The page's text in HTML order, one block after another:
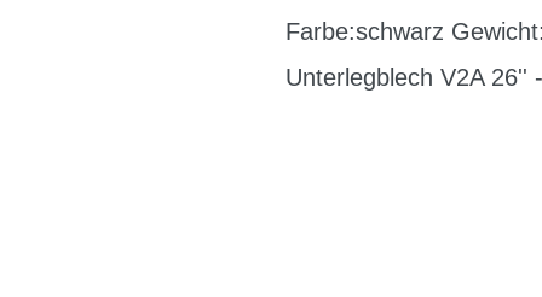
Farbe:schwarz
Unterlegblech V2A 26''